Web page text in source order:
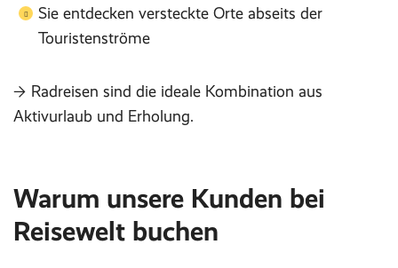
Sie entdecken versteckte Orte abseits der
Touristenströme
→ Radreisen sind die ideale Kombination aus
Aktivurlaub und Erholung.
Warum unsere Kunden bei
Reisewelt buchen